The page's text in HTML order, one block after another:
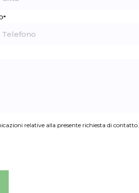
relative alla presente richiesta di contatto.